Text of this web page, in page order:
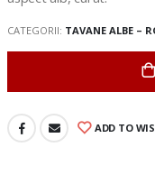
CATEGORII: TAVANE ALBE –
ADD TO